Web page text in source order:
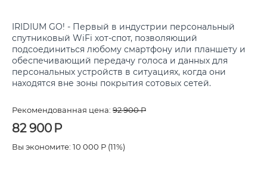
IRIDIUM GO! - Первый в индустрии персональный
спутниковый WiFi хот-спот, позволяющий
подсоединиться любому смартфону или планшету и
обеспечивающий передачу голоса и данных для
персональных устройств в ситуациях, когда они
находятся вне зоны покрытия сотовых сетей.
Рекомендованная цена: 92 900Р
82 900 Р
Вы экономите: 10 000 Р (11%)